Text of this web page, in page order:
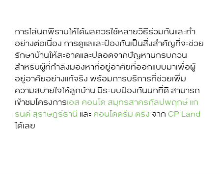
การไล่นกพิราบให้ได้ผลควรใช้หลายวิธีร่วมกันและทำ
อย่างต่อเนื่อง การดูแลและป้องกันเป็นสิ่งสำคัญที่จะช่วย
รักษาบ้านให้สะอาดและปลอดจากปัญหานกรบกวน
สำหรับผู้ที่กำลังมองหาที่อยู่อาศัยที่ออกแบบมาเพื่อผู้
อยู่อาศัยอย่างแท้จริง พร้อมการบริการที่ช่วยเพิ่ม
ความสบายใจให้ลูกบ้าน มีระบบป้องกันนกที่ดี สามารถ
เข้าชมโครงการเอส คอนโด สมุทรสาครกัลปพฤกษ์ แก
รนด์ สุราษฎร์ธานี และ คอนโดดรีม ตรัง จาก CP Land
ได้เลย